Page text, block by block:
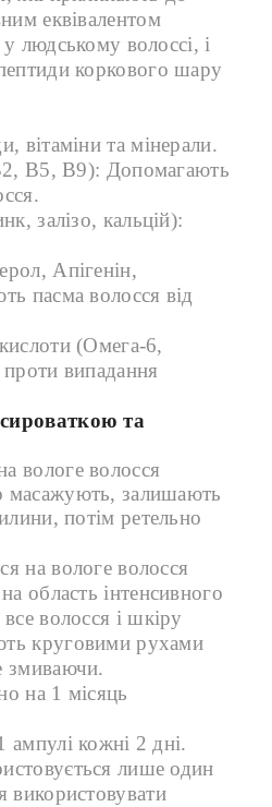
еквівалентом
людському волоссі, і
коркового шару
вітаміни та мінерали.
B5, B9): Допомагають
залізо, кальцій):
Апігенін,
пасма волосся від
(Омега-6,
випадання
та
вологе волосся
залишають
потім ретельно
на вологе волосся
область інтенсивного
волосся і шкіру
круговими рухами
змиваючи.
на 1 місяць
ампулі кожні 2 дні.
лише один
використовувати